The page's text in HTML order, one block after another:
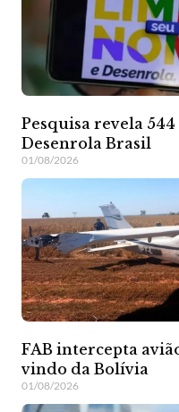
Pesquisa revela
Desenrola Brasil
01/08/2026
FAB intercepta
vindo da Bolívia
01/08/2026